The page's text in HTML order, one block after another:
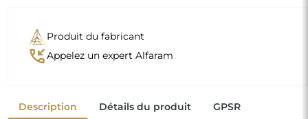
Produit du fabricant
phone_callbackAppelez un expert Alfaram
Description Détails du produit GPSR